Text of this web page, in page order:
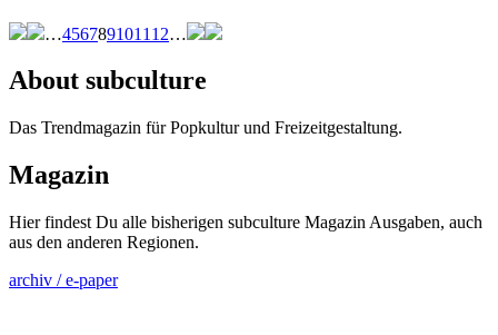
…4567891011 12…
About subculture
Das Trendmagazin für Popkultur und Freizeitgestaltung.
Magazin
Hier findest Du alle bisherigen subculture Magazin Ausgaben, auch
aus den anderen Regionen.
archiv / e-paper